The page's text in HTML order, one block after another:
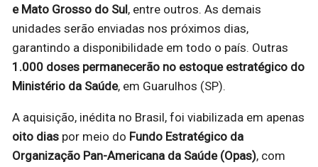
e Mato Grosso do Sul, entre outros. As demais
unidades serão enviadas nos próximos dias,
garantindo a disponibilidade em todo o país. Outras
1.000 doses permanecerão no estoque estratégico do
Ministério da Saúde, em Guarulhos (SP).
A aquisição, inédita no Brasil, foi viabilizada em apenas
oito dias por meio do Fundo Estratégico da
Organização Pan-Americana da Saúde (Opas), com